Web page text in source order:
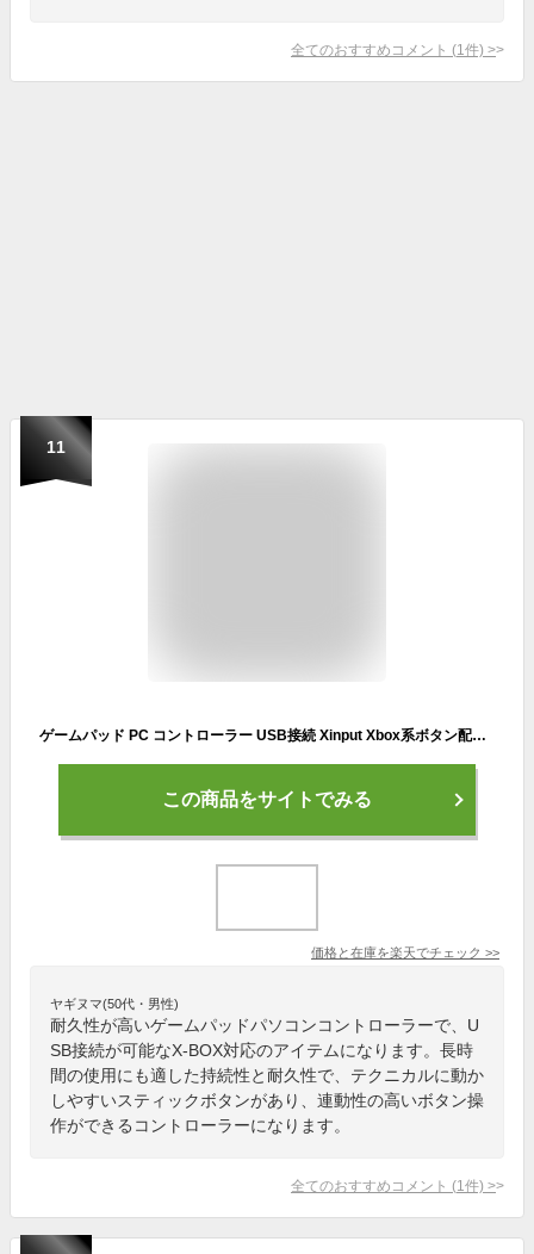
全てのおすすめコメント (1 件) >
11
ゲームパッド PC コントローラー USB接続 Xinput Xbox系ボタン配置 FPS仕様 13ボタン 高耐久ボタン 振動 スティックカバー交換 公式大会使用可 ブラック 1年保証 高品質
この商品をサイトでみる
価格と在庫を楽天でチェック >>
ヤギヌマ(50代・男性)
耐久性が高いゲームパッドパソコンコントローラーで、U
SB接続が可能なX-BOX対応のアイテムになります。長時
間の使用にも適した持続性と耐久性で、テクニカルに動か
しやすいスティックボタンがあり、連動性の高いボタン操
作ができるコントローラーになります。
全てのおすすめコメント (1 件) >